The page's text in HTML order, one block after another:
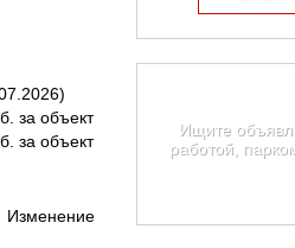
за объект
за объект
Изменение
Ищите
работой,